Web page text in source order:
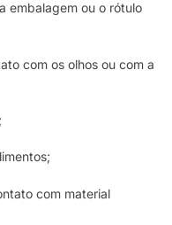
embalagem ou o rótulo
com os olhos ou com a
com material